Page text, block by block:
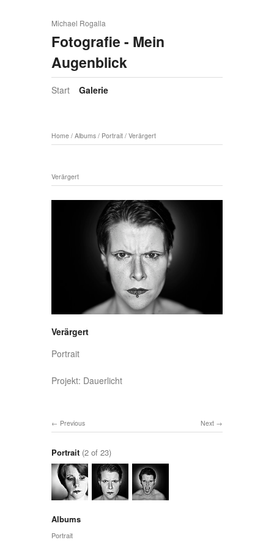
Michael Rogalla
Fotografie - Mein
Augenblick
Start Galerie
Home / Albums / Portrait / Verärgert
Verärgert
Verärgert
Portrait
Projekt: Dauerlicht
Next
Previous
Portrait (2 of 23)
Albums
Portrait